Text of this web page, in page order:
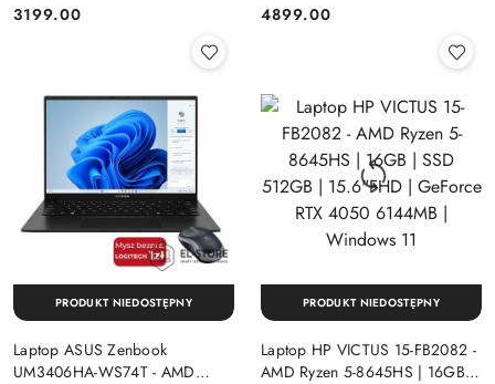
512GB Win 11 PRO
Cena:
3199.00
GeForce RTX 5050 8GB | Win
Cena:
4899.00
Laptop ASUS Zenbook
UM3406HA-WS74T - AMD
PRODUKT NIEDOSTĘPNY
Laptop HP VICTUS 15-FB2082 -
AMD Ryzen 5-8645HS | 16GB |
PRODUKT NIEDOSTĘPNY